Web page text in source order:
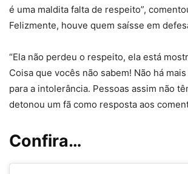
é uma maldita falta de respeito”,
Felizmente, houve quem saísse em
“Ela não perdeu o respeito, ela está
Coisa que vocês não sabem! Não há
para a intolerância. Pessoas assim não
detonou um fã como resposta aos
Confira…